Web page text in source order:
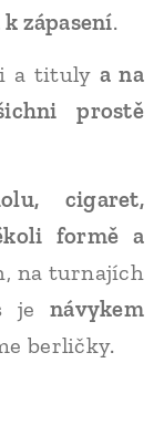
zápasení.
a titulya na
prostě
cigaret,
formě a
na turnajích
jenávykem
berličky.